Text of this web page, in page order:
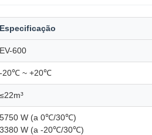
Especificação
EV-600
-20℃ ~ +20℃
≤22m³
5750 W (a 0℃/30℃)
3380 W (a -20℃/30℃)